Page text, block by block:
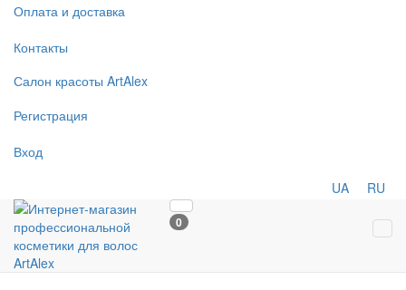
Оплата и доставка
Контакты
Салон красоты ArtAlex
Регистрация
Вход
UA RU
0